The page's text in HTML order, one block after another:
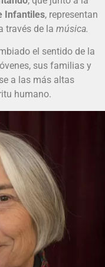
Infantiles, representan
través de la música.
el sentido de la
sus familias y
a las más altas
humano.